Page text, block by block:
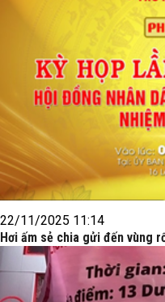
22/11/2025 11:14
Hơi ấm sẻ chia gửi đến vùng